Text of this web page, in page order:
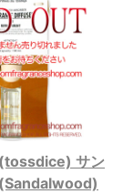
(tossdice) サン